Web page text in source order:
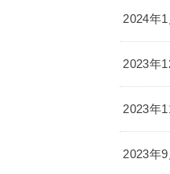
2024年1
2023年
2023年
2023年9